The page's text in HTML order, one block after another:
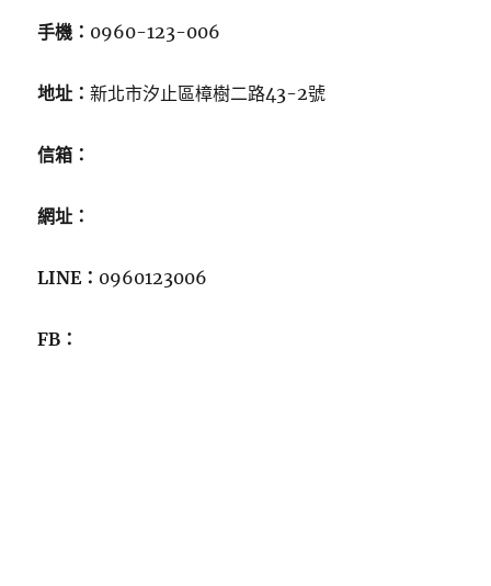
手機： 0960-123-006
地址：新北市汐止區樟樹二路43-2號
信箱：
網址：
LINE： 0960123006
FB：